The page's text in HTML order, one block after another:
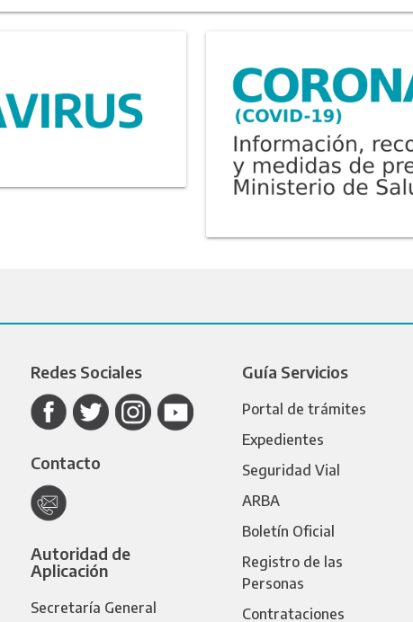
Redes Sociales
Contacto
Autoridad de
Aplicación
Secretaría General
Guía Servicios
Portal de trámites
Expedientes
Seguridad Vial
ARBA
Boletín Oficial
Registro de las
Personas
Contrataciones